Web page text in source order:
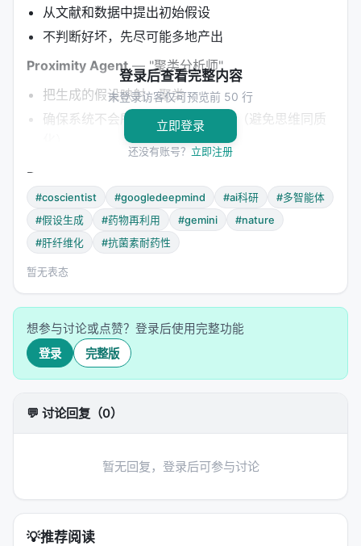
从文献和数据中提出初始假设
不判断好坏，先尽可能多地产出
Proximity Agent— "聚类分析师"
把生成的假设映射、聚类
确保系统不会所有人往一个方向想（避免思维同质
Phase 2: Debate（辩论验证）
Reflection Agent
— "虚拟同行评审"
像真的审稿人一样挑刺：这个假设正确吗？有文献
支持吗？新颖吗？
Ranking Agent— "锦标赛裁判"
组织"想法锦标赛"（Tournament of Ideas）
两两对比假设，用Elo评分系统排名
Evolution Agent
— "假设进化器"
类似遗传算法：取两个好假设的"基因"，产生更优
的后代
登录后查看完整内容
未登录访客仅可预览前 50 行
立即登录
还没有账号？ 立即注册
#coscientist #googledeepmind #ai科研
#多智能体
#假设生成
#药物再利用 #gemini
#nature
#肝纤维化
#抗菌素耐药性
暂无表态
想参与讨论或点赞？登录后使用完整功能
登录 完整版
💬 讨论回复（0）
暂无回复，登录后可参与讨论
💡推荐阅读